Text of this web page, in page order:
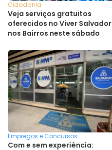
Cidadania
Veja serviços gratuitos
oferecidos no Viver Salvador
nos Bairros neste sábado
Empregos e Concursos
Com e sem experiência: